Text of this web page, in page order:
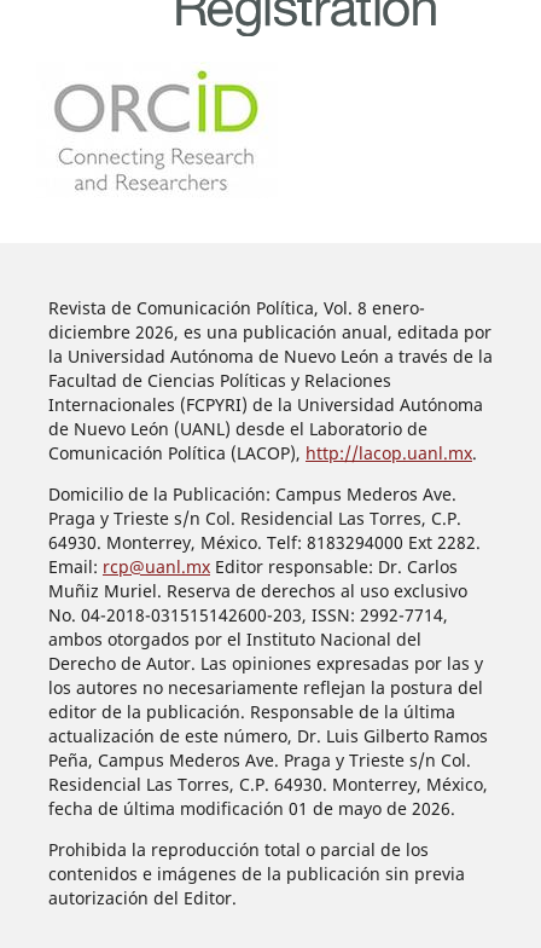
Revista de Comunicación Política, Vol. 8 enero-
diciembre 2026, es una publicación anual, editada por
la Universidad Autónoma de Nuevo León a través de la
Facultad de Ciencias Políticas y Relaciones
Internacionales (FCPYRI) de la Universidad Autónoma
de Nuevo León (UANL) desde el Laboratorio de
Comunicación Política (LACOP), http://lacop.uanl.mx.
Domicilio de la Publicación: Campus Mederos Ave.
Praga y Trieste s/n Col. Residencial Las Torres, C.P.
64930. Monterrey, México. Telf: 8183294000 Ext 2282.
Email: rcp@uanl.mxEditor responsable: Dr. Carlos
Muñiz Muriel. Reserva de derechos al uso exclusivo
No. 04-2018-031515142600-203, ISSN: 2992-7714,
ambos otorgados por el Instituto Nacional del
Derecho de Autor. Las opiniones expresadas por las y
los autores no necesariamente reflejan la postura del
editor de la publicación. Responsable de la última
actualización de este número, Dr. Luis Gilberto Ramos
Peña, Campus Mederos Ave. Praga y Trieste s/n Col.
Residencial Las Torres, C.P. 64930. Monterrey, México,
fecha de última modificación 01 de mayo de 2026.
Prohibida la reproducción total o parcial de los
contenidos e imágenes de la publicación sin previa
autorización del Editor.